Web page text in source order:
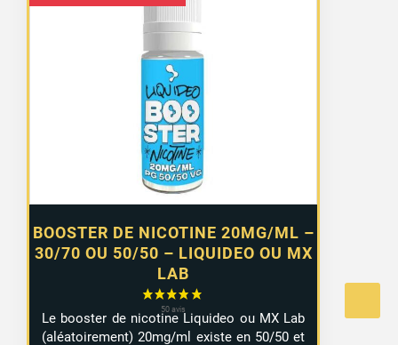
BOOSTER DE NICOTINE 20MG/ML –
30/70 OU 50/50 – LIQUIDEO OU MX
LAB
de
prix :
0,99 €
à
7,99 €
Le booster de nicotine Liquideo ou MX Lab
(aléatoirement) 20mg/ml existe en 50/50 et